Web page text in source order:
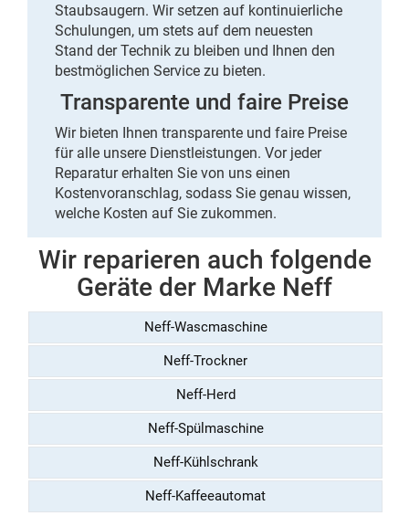
Staubsaugern. Wir setzen auf kontinuierliche
Schulungen, um stets auf dem neuesten
Stand der Technik zu bleiben und Ihnen den
bestmöglichen Service zu bieten.
Transparente und faire Preise
Wir bieten Ihnen transparente und faire Preise
für alle unsere Dienstleistungen. Vor jeder
Reparatur erhalten Sie von uns einen
Kostenvoranschlag, sodass Sie genau wissen,
welche Kosten auf Sie zukommen.
Wir reparieren auch folgende
Geräte der Marke Neff
Neff-Wascmaschine
Neff-Trockner
Neff-Herd
Neff-Spülmaschine
Neff-Kühlschrank
Neff-Kaffeeautomat